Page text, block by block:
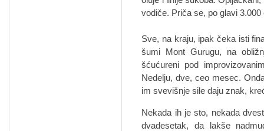
vodiče. Priča se, po glavi
Sve, na kraju, ipak čeka isti
šumi Mont Gurugu, na
šćućureni pod
Nedelju, dve, ceo mesec.
im svevišnje sile daju znak,
Nekada ih je sto, nekada
dvadesetak, da lakše